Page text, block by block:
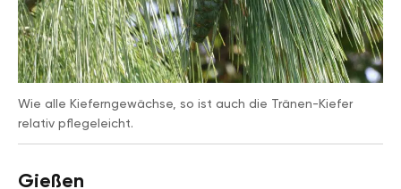
Wie alle Kieferngewächse, so ist auch die Tränen-Kiefer
relativ pflegeleicht.
Gießen